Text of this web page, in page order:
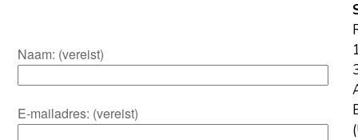
Naam: (vereist)
E-mailadres: (vereist)